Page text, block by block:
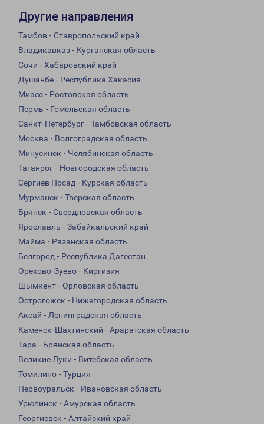
Другие направления
Тамбов - Ставропольский край
Владикавказ - Курганская область
Сочи - Хабаровский край
Душанбе - Республика Хакасия
Миасс - Ростовская область
Пермь - Гомельская область
Санкт-Петербург - Тамбовская область
Москва - Волгоградская область
Минусинск - Челябинская область
Таганрог - Новгородская область
Сергиев Посад - Курская область
Мурманск - Тверская область
Брянск - Свердловская область
Ярославль - Забайкальский край
Майма - Рязанская область
Белгород - Республика Дагестан
Орехово-Зуево - Киргизия
Шымкент - Орловская область
Острогожск - Нижегородская область
Аксай - Ленинградская область
Каменск-Шахтинский - Араратская область
Тара - Брянская область
Великие Луки - Витебская область
Томилино - Турция
Первоуральск - Ивановская область
Урюпинск - Амурская область
Георгиевск - Алтайский край